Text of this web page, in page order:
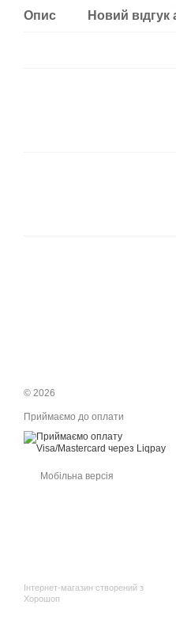
Опис Новий
© 2026
Приймаємо до оплати
Мобільна версія
Інтернет-магазин створений з
Хорошоп